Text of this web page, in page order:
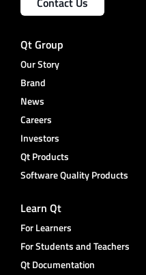
Qt Group
Our Story
Brand
News
Careers
Investors
Qt Products
Software Quality Products
Learn Qt
For Learners
For Students and Teachers
Qt Documentation